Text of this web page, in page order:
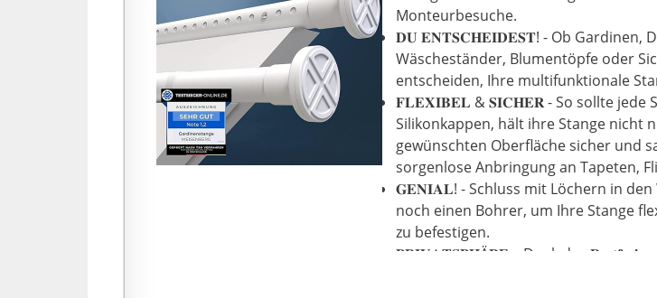
Monteurbesuche.
𝐃𝐔 𝐄𝐍𝐓𝐒𝐂𝐇𝐄𝐈𝐃𝐄𝐒𝐓! - Ob Gardinen,
Wäscheständer, Blumentöpfe oder
entscheiden, Ihre multifunktionale
𝐅𝐋𝐄𝐗𝐈𝐁𝐄𝐋 & 𝐒𝐈𝐂𝐇𝐄𝐑 - So sollte jede
Silikonkappen, hält ihre Stange nicht
gewünschten Oberfläche sicher und
sorgenlose Anbringung an Tapeten,
𝐆𝐄𝐍𝐈𝐀𝐋! - Schluss mit Löchern in
noch einen Bohrer, um Ihre Stange
zu befestigen.
𝐏𝐑𝐈𝐕𝐀𝐓𝐒𝐏𝐇Ä𝐑𝐄 – Dank des